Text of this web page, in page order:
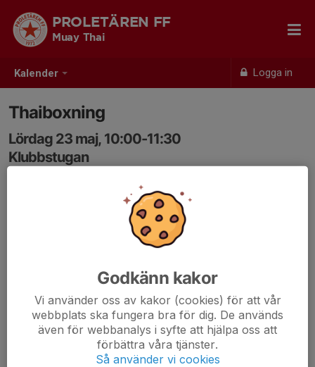
Kalender Logga in
PROLETÄREN FF
Muay Thai
Thaiboxning
Lördag 23 maj, 10:00-11:30
Klubbstugan
Godkänn kakor
Vi använder oss av kakor (cookies) för att vår
webbplats ska fungera bra för dig. De används
även för webbanalys i syfte att hjälpa oss att
förbättra våra tjänster.
Så använder vi cookies